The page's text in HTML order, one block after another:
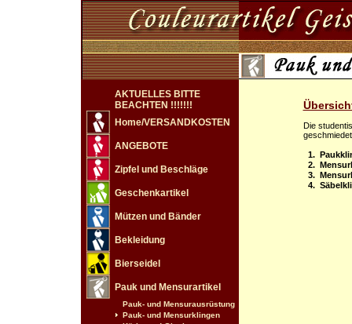
AKTUELLES BITTE
BEACHTEN !!!!!!!
Home/VERSANDKOSTEN
ANGEBOTE
Zipfel und Beschläge
Geschenkartikel
Mützen und Bänder
Bekleidung
Bierseidel
Pauk und Mensurartikel
Pauk- und Mensurausrüstung
Pauk- und Mensurklingen
Die
1.
2.
3.
4.